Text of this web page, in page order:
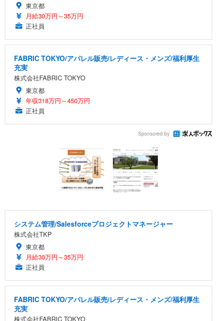
東京都
月給30万円～35万円
正社員
FABRIC TOKYO/アパレル販売/レディース・メンズ/福利厚生
充実
株式会社FABRIC TOKYO
東京都
年収318万円～450万円
正社員
Sponsored by
システム管理/Salesforceプロジェクトマネージャー
株式会社TKP
東京都
月給30万円～35万円
正社員
FABRIC TOKYO/アパレル販売/レディース・メンズ/福利厚生
充実
株式会社FABRIC TOKYO